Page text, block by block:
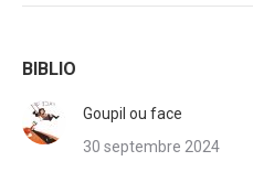
BIBLIO
Goupil ou face
30 septembre 2024